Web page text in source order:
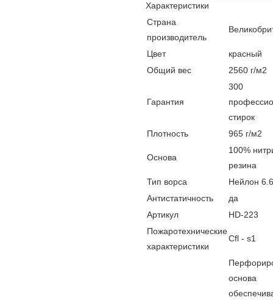
Характеристики
Страна
производитель
Цвет
красный
Общий вес
2560 г/м2
Гарантия
300
стирок
Плотность
965 г/м2
Основа
100%
резина
Тип ворса
Нейлон 6.6
Антистатичность
да
Артикул
HD-223
Пожаротехнические
характеристики
Cfl - s1
основа